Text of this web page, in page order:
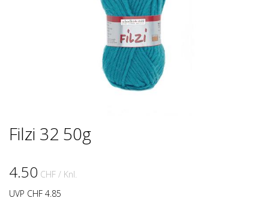
Filzi 32 50g
4.50 CHF / Knl.
UVP CHF 4.85